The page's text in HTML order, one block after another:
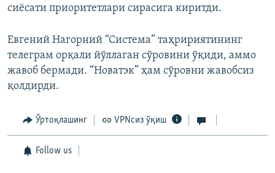
сиёсати приоритетлари сирасига киритди.
Евгений Нагорний “Система” таҳририятининг
телеграм орқали йўллаган сўровини ўқиди, аммо
жавоб бермади. “Новатэк” ҳам сўровни жавобсиз
қолдирди.
Ўртоқлашинг VPNсиз ўқиш
Follow us